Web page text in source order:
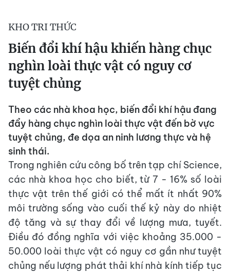
KHO TRI THỨC
Biến đổi khí hậu khiến hàng chục
nghìn loài thực vật có nguy cơ
tuyệt chủng
Theo các nhà khoa học, biến đổi khí hậu đang
đẩy hàng chục nghìn loài thực vật đến bờ vực
tuyệt chủng, đe dọa an ninh lương thực và hệ
sinh thái.
Trong nghiên cứu công bố trên tạp chí Science,
các nhà khoa học cho biết, từ 7 - 16% số loài
thực vật trên thế giới có thể mất ít nhất 90%
môi trường sống vào cuối thế kỷ này do nhiệt
độ tăng và sự thay đổi về lượng mưa, tuyết.
Điều đó đồng nghĩa với việc khoảng 35.000 -
50.000 loài thực vật có nguy cơ gần như tuyệt
chủng nếu lượng phát thải khí nhà kính tiếp tục